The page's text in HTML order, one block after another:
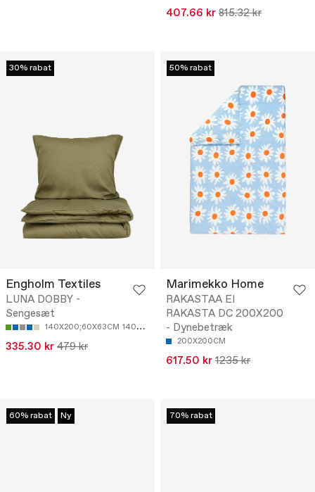
407.66 kr 815.32 kr
30% rabat
Engholm Textiles
LUNA DOBBY -
Sengesæt
140X200;60X63CM 140X220;60X63CM
335.30 kr 479 kr
50% rabat
Marimekko Home
RAKASTAA EI
RAKASTA DC 200X200
- Dynebetræk
200X200CM
617.50 kr 1235 kr
60% rabat Ny 70% rabat